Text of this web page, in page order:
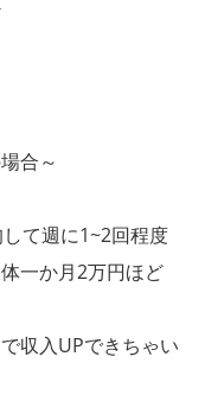
合～
て週に1~2回程度
一か月2万円ほど
収入UPできちゃい